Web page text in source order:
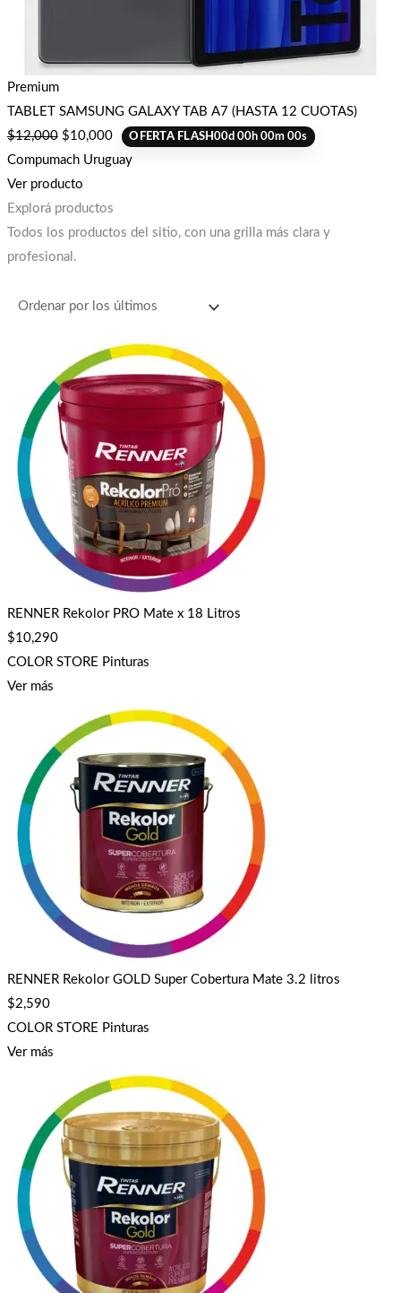
Premium
TABLET SAMSUNG GALAXY TAB A7 (HASTA 12 CUOTAS)
$12,000 $10,000 OFERTA FLASH00d00h00m00s
Compumach Uruguay
Ver producto
Explorá productos
Todos los productos del sitio, con una grilla más clara y
profesional.
RENNER Rekolor PRO Mate x 18 Litros
$10,290
COLOR STORE Pinturas
Ver más
RENNER Rekolor GOLD Super Cobertura Mate 3.2 litros
$2,590
COLOR STORE Pinturas
Ver más